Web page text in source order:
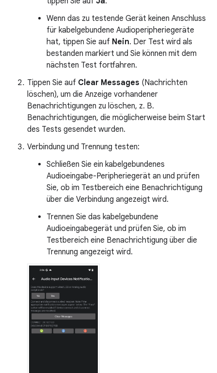
Wenn das zu testende Gerät keinen Anschluss
für kabelgebundene Audioperipheriegeräte
hat, tippen Sie auf Nein. Der Test wird als
bestanden markiert und Sie können mit dem
nächsten Test fortfahren.
Tippen Sie auf Clear Messages (Nachrichten
löschen), um die Anzeige vorhandener
Benachrichtigungen zu löschen, z. B.
Benachrichtigungen, die möglicherweise beim Start
des Tests gesendet wurden.
Verbindung und Trennung testen:
Schließen Sie ein kabelgebundenes
Audioeingabe-Peripheriegerät an und prüfen
Sie, ob im Testbereich eine Benachrichtigung
über die Verbindung angezeigt wird.
Trennen Sie das kabelgebundene
Audioeingabegerät und prüfen Sie, ob im
Testbereich eine Benachrichtigung über die
Trennung angezeigt wird.